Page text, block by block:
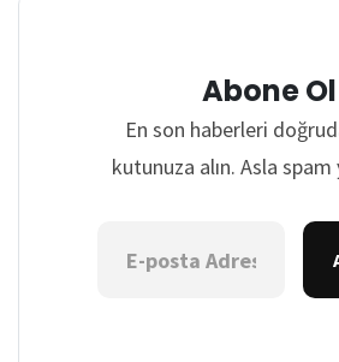
Abone Ol
En son haberleri
kutunuza alın. Asla spam